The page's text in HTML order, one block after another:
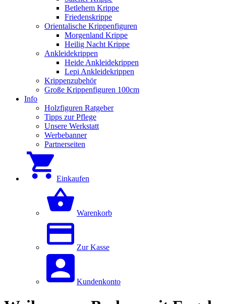
Betlehem Krippe
Friedenskrippe
Orientalische Krippenfiguren
Morgenland Krippe
Heilig Nacht Krippe
Ankleidekrippen
Heide Ankleidekrippen
Lepi Ankleidekrippen
Krippenzubehör
Große Krippenfiguren 100cm
Info
Holzfiguren Ratgeber
Tipps zur Pflege
Unsere Werkstatt
Werbebanner
Partnerseiten
Einkaufen
Warenkorb
Zur Kasse
Kundenkonto